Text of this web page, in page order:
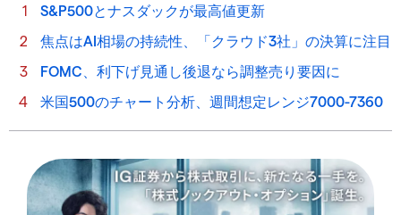
S&P500とナスダックが最高値更新
焦点はAI相場の持続性、「クラウド3社」の決算に注目
FOMC、利下げ見通し後退なら調整売り要因に
米国500のチャート分析、週間想定レンジ7000-7360